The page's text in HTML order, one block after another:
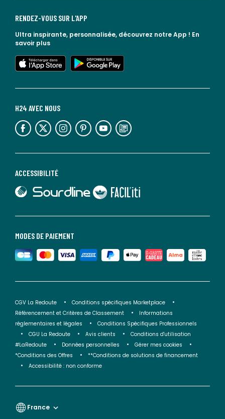
MODES DE PAIEMENT
ACCESSIBILITÉ
lien vers Sourdline
lien vers Faciliti
H24 AVEC NOUS
lien vers l'espace réseaux sociaux lien vers l'espace réseaux sociaux lien vers l'espace réseaux sociaux lien vers l'espace réseaux sociaux lien vers l'espace réseaux sociaux lien vers le blog la redoute
RENDEZ-VOUS SUR L'APP
Ultra inspirante, personnalisée, découvrez notre App ! En
savoir plus
lien vers l'app store
lien vers google play
CGV La Redoute
Conditions spécifiques Marketplace
Référencement et Critères de Classement
Informations
réglementaires et légales
Conditions Spécifiques Professionnels
CGU La Redoute
Avis clients
Conditions d'utilisation
#LaRedoute
Données personnelles
Gérer mes cookies
*Conditions des Offres
**Conditions de solutions de financement
Accessibilité : non conforme
France